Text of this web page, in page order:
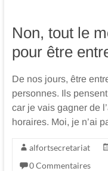
Non, tout le
pour être
De nos jours, être
personnes. Ils
car je vais gagner de
horaires. Moi, je n’ai
alfortsecretariat
0 Commentaires